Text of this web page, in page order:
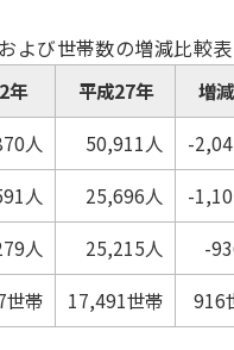
よび世帯数の増減比較表
年 平成27年 増
人 50,911人 -
人 25,696人 -
人 25,215人 -
世帯 17,491世帯 916